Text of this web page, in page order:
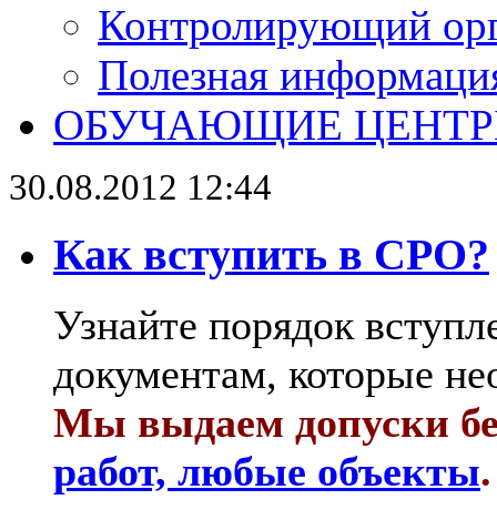
Контролирующий
Полезная
ОБУЧАЮЩИЕ
30.08.2012 12:44
Как вступить в СРО?
Узнайте порядок
документам, которые
Мы выдаем допуски
работ, любые объекты.